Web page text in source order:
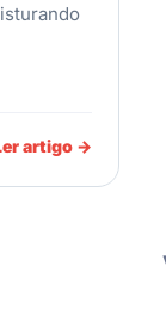
artigo →